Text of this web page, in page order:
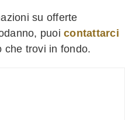
su offerte
puoi contattarci
che trovi in fondo.